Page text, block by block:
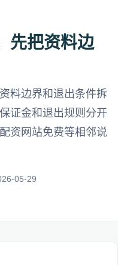
先把资料边
料边界和退出条件拆
证金和退出规则分开
资网站免费等相邻说
05-29